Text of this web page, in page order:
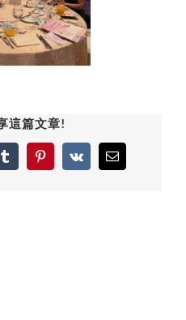
這篇文章!
TumblrPinterest
Vk Email: